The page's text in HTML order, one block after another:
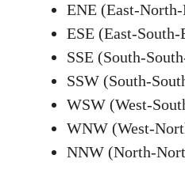
ENE (East-North-
ESE (East-South-
SSE (South-
SSW (South-
WSW (West-
WNW (West-
NNW (North-